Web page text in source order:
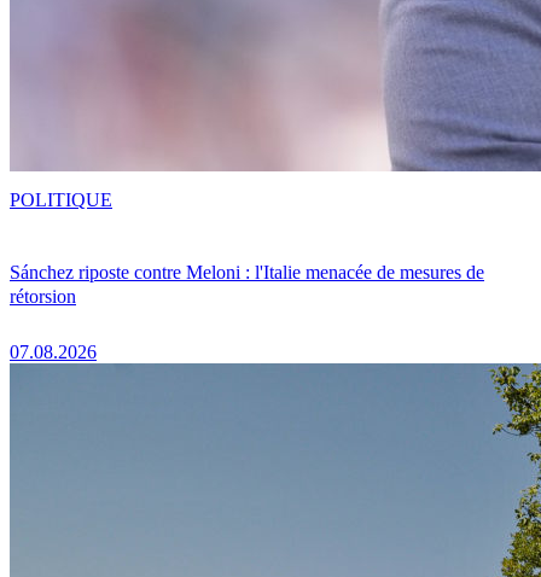
Sánchez riposte contre Meloni : l'Italie menacée de mesures de
rétorsion
07.08.2026
POLITIQUE